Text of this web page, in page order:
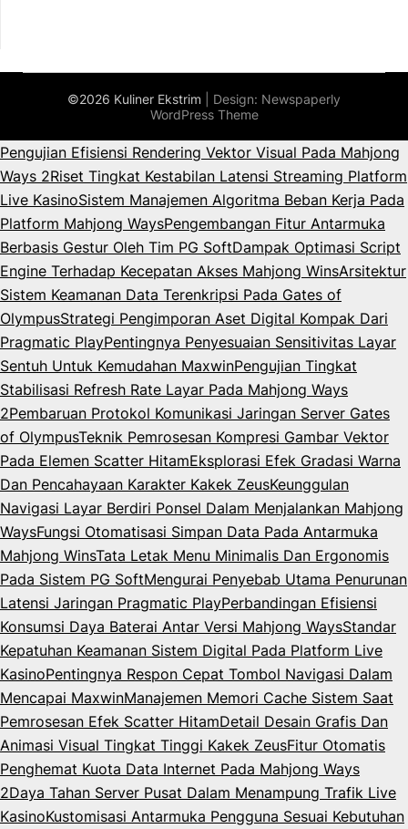
©2026 Kuliner Ekstrim | Design: Newspaperly
WordPress Theme
Pengujian Efisiensi Rendering Vektor Visual Pada Mahjong
Ways 2Riset Tingkat Kestabilan Latensi Streaming Platform
Live KasinoSistem Manajemen Algoritma Beban Kerja Pada
Platform Mahjong WaysPengembangan Fitur Antarmuka
Berbasis Gestur Oleh Tim PG SoftDampak Optimasi Script
Engine Terhadap Kecepatan Akses Mahjong WinsArsitektur
Sistem Keamanan Data Terenkripsi Pada Gates of
OlympusStrategi Pengimporan Aset Digital Kompak Dari
Pragmatic PlayPentingnya Penyesuaian Sensitivitas Layar
Sentuh Untuk Kemudahan MaxwinPengujian Tingkat
Stabilisasi Refresh Rate Layar Pada Mahjong Ways
2Pembaruan Protokol Komunikasi Jaringan Server Gates
of OlympusTeknik Pemrosesan Kompresi Gambar Vektor
Pada Elemen Scatter HitamEksplorasi Efek Gradasi Warna
Dan Pencahayaan Karakter Kakek ZeusKeunggulan
Navigasi Layar Berdiri Ponsel Dalam Menjalankan Mahjong
WaysFungsi Otomatisasi Simpan Data Pada Antarmuka
Mahjong WinsTata Letak Menu Minimalis Dan Ergonomis
Pada Sistem PG SoftMengurai Penyebab Utama Penurunan
Latensi Jaringan Pragmatic PlayPerbandingan Efisiensi
Konsumsi Daya Baterai Antar Versi Mahjong WaysStandar
Kepatuhan Keamanan Sistem Digital Pada Platform Live
KasinoPentingnya Respon Cepat Tombol Navigasi Dalam
Mencapai MaxwinManajemen Memori Cache Sistem Saat
Pemrosesan Efek Scatter HitamDetail Desain Grafis Dan
Animasi Visual Tingkat Tinggi Kakek ZeusFitur Otomatis
Penghemat Kuota Data Internet Pada Mahjong Ways
2Daya Tahan Server Pusat Dalam Menampung Trafik Live
KasinoKustomisasi Antarmuka Pengguna Sesuai Kebutuhan